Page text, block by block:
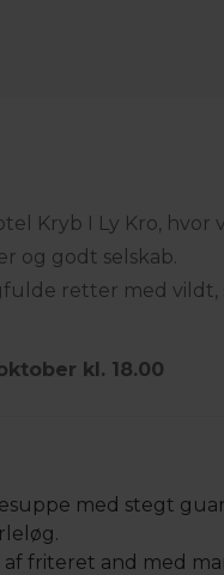
Kryb I Ly Kro,
og godt selskab.
retter med vildt,
kl. 18.00
med stegt
af friteret and med